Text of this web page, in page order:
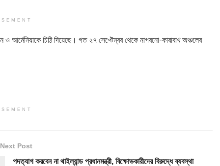
ও আর্মেনিয়াকে চিঠি দিয়েছে। গত ২৭ সেপ্টেম্বর থেকে নাগরনো-কারাবাখ অঞ্চলের
Next Post
পদত্যাগ করবেন না থাইল্যান্ড প্রধানমন্ত্রী, বিক্ষোভকারীদের বিরুদ্ধে ব্যবস্থা